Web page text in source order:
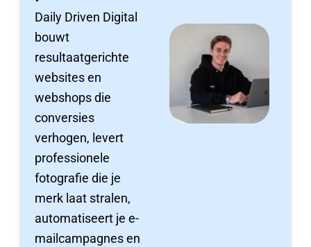
Daily Driven Digital
bouwt
resultaatgerichte
websites en
webshops die
conversies
verhogen, levert
professionele
fotografie die je
merk laat stralen,
automatiseert je e-
mailcampagnes en